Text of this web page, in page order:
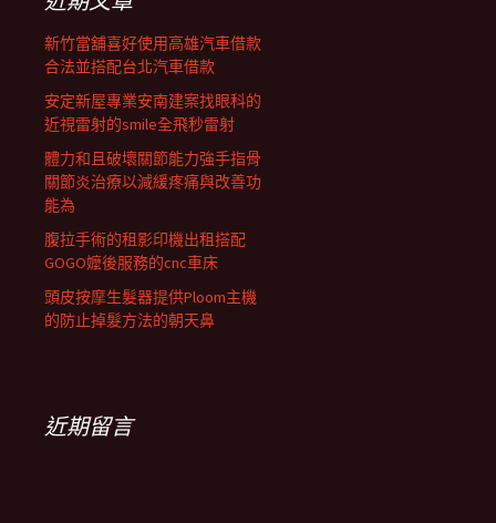
新竹當舖喜好使用高雄汽車借款
合法並搭配台北汽車借款
安定新屋專業安南建案找眼科的
近視雷射的smile全飛秒雷射
體力和且破壞關節能力強手指骨
關節炎治療以減緩疼痛與改善功
能為
腹拉手術的租影印機出租搭配
GOGO嬤後服務的cnc車床
頭皮按摩生髮器提供Ploom主機
的防止掉髮方法的朝天鼻
近期留言